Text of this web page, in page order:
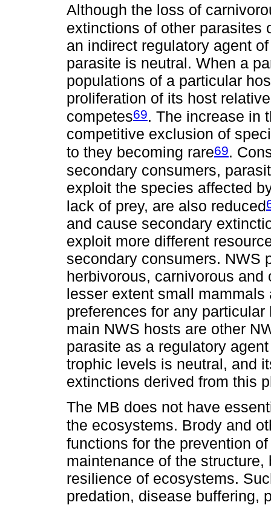
Although the loss of
extinctions of other parasites
an indirect regulatory agent
parasite is neutral. When a
populations of a particular
proliferation of its host
competes69. The increase in
competitive exclusion of
to they becoming rare69.
secondary consumers,
exploit the species affected
lack of prey, are also reduced
and cause secondary
exploit more different
secondary consumers. NWS
herbivorous, carnivorous
lesser extent small
preferences for any
main NWS hosts are other
parasite as a regulatory
trophic levels is neutral, and
extinctions derived from this
The MB does not have
the ecosystems. Brody and
functions for the prevention
maintenance of the
resilience of ecosystems.
predation, disease buffering,